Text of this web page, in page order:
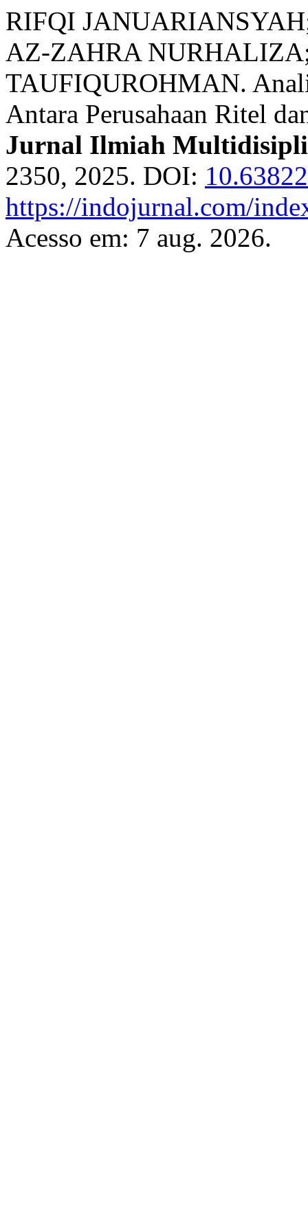
RIFQI
AZ-ZAHRA
TAUFIQUROHMAN.
Antara Perusahaan Ritel
Jurnal Ilmiah
2350, 2025. DOI:
https://indojurnal.com/
Acesso em: 7 aug. 2026.